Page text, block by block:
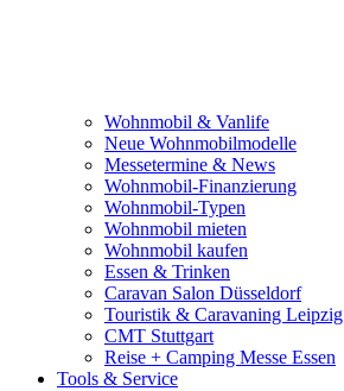
Wohnmobil & Vanlife
Neue Wohnmobilmodelle
Messetermine & News
Wohnmobil-Finanzierung
Wohnmobil-Typen
Wohnmobil mieten
Wohnmobil kaufen
Essen & Trinken
Caravan Salon Düsseldorf
Touristik & Caravaning Leipzig
CMT Stuttgart
Reise + Camping Messe Essen
Tools & Service